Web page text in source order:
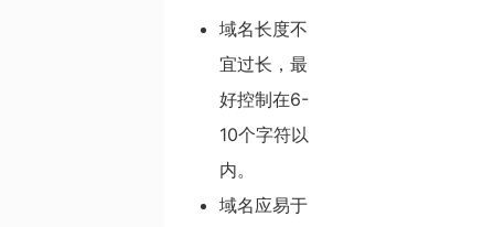
域名长度不
宜过长，最
好控制在6-
10个字符以
内。
域名应易于